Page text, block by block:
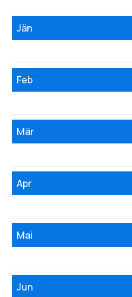
Jän
Feb
Mär
Apr
Mai
Jun